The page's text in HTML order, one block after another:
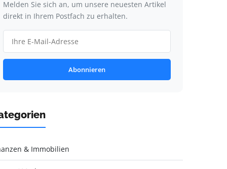
Melden Sie sich an, um unsere neuesten Artikel
direkt in Ihrem Postfach zu erhalten.
Abonnieren
& Immobilien